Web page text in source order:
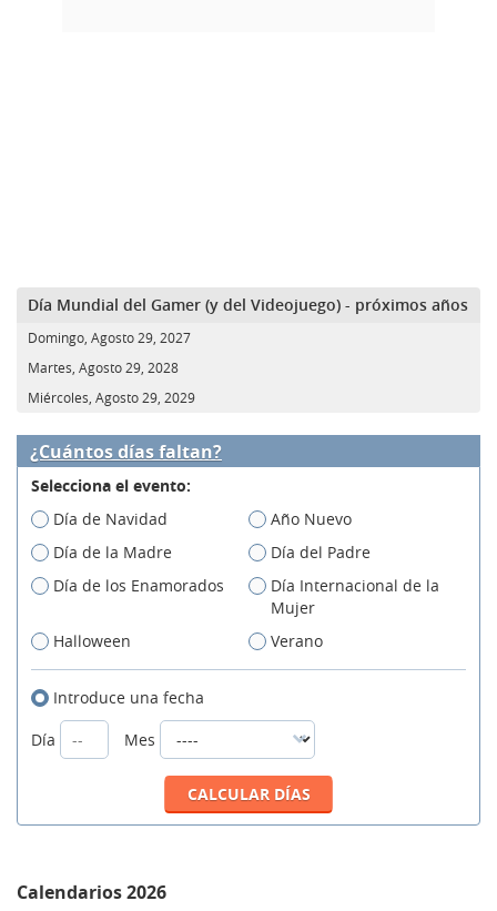
Día Mundial del Gamer (y del Videojuego) - próximos años
Domingo, Agosto 29, 2027
Martes, Agosto 29, 2028
Miércoles, Agosto 29, 2029
¿Cuántos días faltan?
Selecciona el evento:
Día de Navidad
Año Nuevo
Día de la Madre
Día del Padre
Día de los Enamorados
Día Internacional de la
Mujer
Halloween
Verano
Introduce una fecha
Día
Mes
Calendarios 2026